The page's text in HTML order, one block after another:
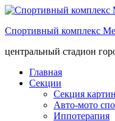
Спортивный комплекс
центральный стадион
Главная
Секции
Секция
Авто-мото
Иппотерапия